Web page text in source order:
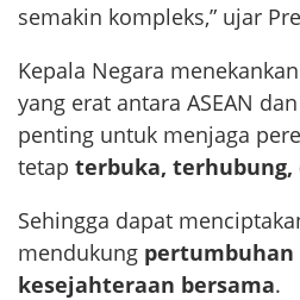
semakin kompleks,” ujar
Kepala Negara
yang erat antara ASEAN
penting untuk menjaga
tetap terbuka,
Sehingga dapat
mendukung
kesejahteraan bersama.